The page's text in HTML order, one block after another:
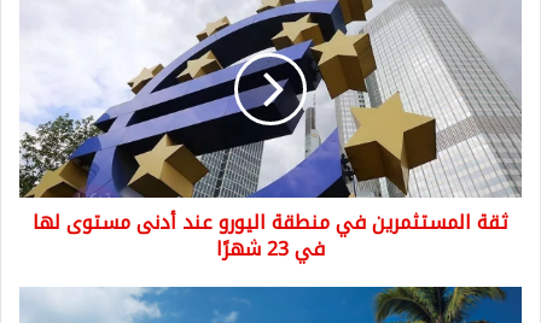
المستثمرين
منطقة
اليورو
عند
أدنى
مستوى
لها
في
ثقة المستثمرين في منطقة اليورو عند أدنى مستوى لها
في 23 شهرًا
أغلى